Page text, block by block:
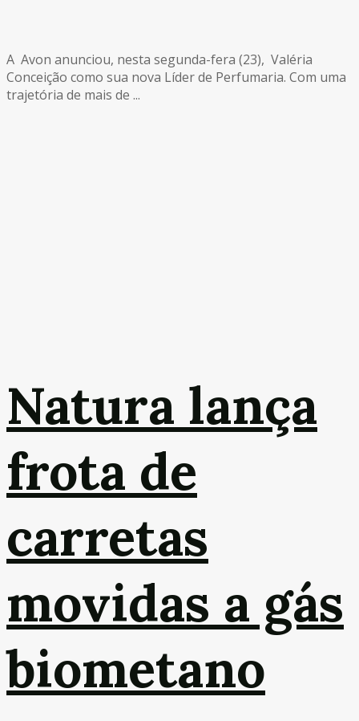
A Avon anunciou, nesta segunda-fera (23), Valéria
Conceição como sua nova Líder de Perfumaria. Com uma
trajetória de mais de ...
Natura lança
frota de
carretas
movidas a gás
biometano